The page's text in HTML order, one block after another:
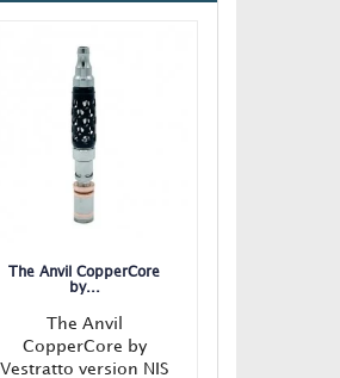
The Anvil CopperCore
by...
The Anvil
CopperCore by
Vestratto version NIS